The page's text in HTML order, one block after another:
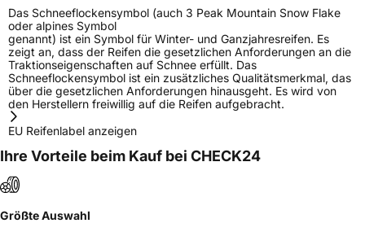
Das Schneeflockensymbol (auch 3 Peak Mountain Snow Flake
oder alpines Symbol
genannt) ist ein Symbol für Winter- und Ganzjahresreifen. Es
zeigt an, dass der Reifen die gesetzlichen Anforderungen an die
Traktionseigenschaften auf Schnee erfüllt. Das
Schneeflockensymbol ist ein zusätzliches Qualitätsmerkmal, das
über die gesetzlichen Anforderungen hinausgeht. Es wird von
den Herstellern freiwillig auf die Reifen aufgebracht.
EU Reifenlabel anzeigen
Ihre Vorteile beim Kauf bei CHECK24
Größte Auswahl